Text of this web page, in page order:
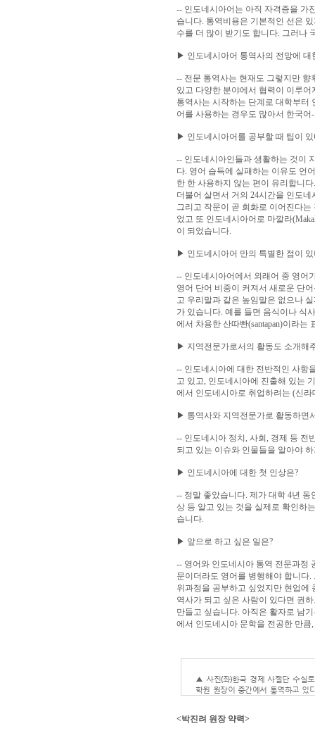
-- 인도네시아어는 아직 자격증을 가
습니다. 통역비용은 기본적인 선은
수를 더 많이 받기도 합니다. 그러나
▶ 인도네시아어 통역사의 전망에 대
-- 전문 통역사는 현재도 그렇지만
있고 다양한 분야에서 협력이 이루
통역사는 시작하는 단계로 대학부터
어를 사용하는 경우도 많아서 한국
▶ 인도네시아어를 공부할 때 팁이
-- 인도네시아인들과 생활하는 것이
다. 영어 습득에 실패하는 이유도 언
한 한 사용하지 않는 편이 유리합니
더불어 살면서 거의 24시간을 인도
그리고 작문이 곧 회화로 이어진다
었고 또 인도네시아어로 마깔라
이 되었습니다.
▶ 인도네시아어 만의 특별한 점이
-- 인도네시아어에서 외래어 중 영어
영어 단어 비중이 커져서 새로운 단
고 우리말과 같은 높임말은 없으나
가 있습니다. 예를 들면 음식이나 식
에서 차용한 산따빤(santapan)이라는
▶ 지역전문가로서의 활동도 소개해
-- 인도네시아에 대한 전반적인 사항
고 있고, 인도네시아에 진출해 있는
에서 인도네시아로 취업하려는 (신
▶ 통역사와 지역전문가로 활동하면
-- 인도네시아 정치, 사회, 경제 등 전
되고 있는 이슈와 인물들을 알아야
▶ 인도네시아에 대한 첫 인상은?
-- 정말 좋았습니다. 제가 대학 4년 동
상 등 알고 있는 것을 실제로 확인하
습니다.
▶ 앞으로 하고 싶은 일은?
-- 영어와 인도네시아 통역 전문과정
문이더라도 영어를 병행해야 합니다
위과정을 공부하고 싶었지만 현업에
역사가 되고 싶은 사람이 있다면 권
만들고 싶습니다. 아직은 활자로 남
에서 인도네시아 문학을 전공한 만
▲ 사진(좌)한국 경제 사절단 수실
학원 원장이 중간에서 통역하고 있
<박진려 원장 약력>